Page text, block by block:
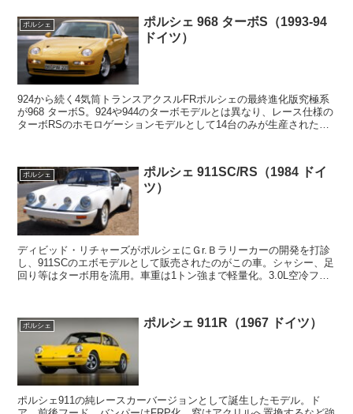
ポルシェ
ポルシェ 968 ターボS（1993-94
ドイツ）
924から続く4気筒トランスアクスルFRポルシェの最終進化版究極系
が968 ターボS。924や944のターボモデルとは異なり、レース仕様の
ターボRSのホモロゲーションモデルとして14台のみが生産された。
ポルシェ
ポルシェ 911SC/RS（1984 ドイ
ツ）
ディビッド・リチャーズがポルシェにＧr.Ｂラリーカーの開発を打診
し、911SCのエボモデルとして販売されたのがこの車。シャシー、足
回り等はターボ用を流用。車重は1トン強まで軽量化。3.0L空冷フラ
ポルシェ ポルシェ 911R（1967 ドイツ）
ポルシェ911の純レースカーバージョンとして誕生したモデル。ド